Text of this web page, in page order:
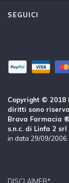
SEGUICI
Copyright © 2018
diritti sono
Brava Farmacia
s.n.c. di Linfa 2 srl
in data 29/09/2006.
DISCLAIMER*